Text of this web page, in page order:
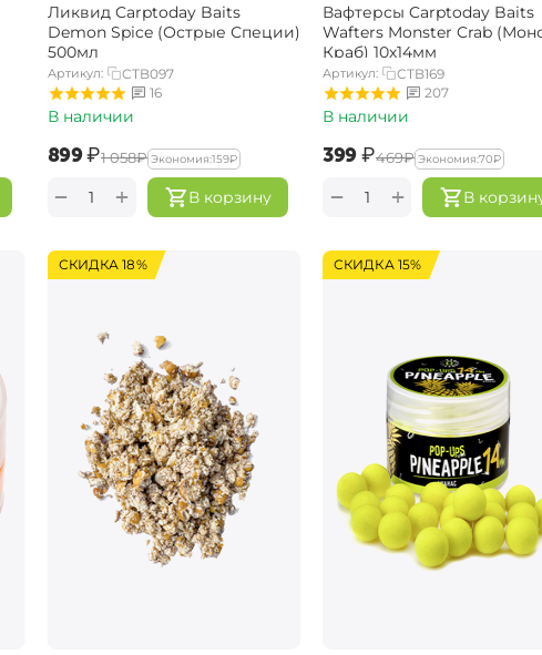
Ликвид Carptoday Baits
Demon Spice (Острые Специи)
500мл
Артикул:
CTB097
16
В наличии
‍899‍₽‍1 058‍₽ Экономия:‍159‍₽
В корзину
+
−
Вафтерсы Carptoday Baits
Wafters Monster Crab
Краб) 10х14мм
Артикул:
CTB169
207
В наличии
‍399‍₽‍469‍₽ Экономия:‍70‍₽
В
+
−
СКИДКА 18% СКИДКА 15%